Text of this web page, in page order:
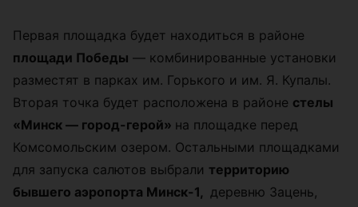
Первая площадка будет находиться в районе
площади Победы — комбинированные установки
разместят в парках им. Горького и им. Я. Купалы.
Вторая точка будет расположена в районе стелы
«Минск — город-герой» на площадке перед
Комсомольским озером. Остальными площадками
для запуска салютов выбрали территорию
бывшего аэропорта Минск-1, деревню Зацень,